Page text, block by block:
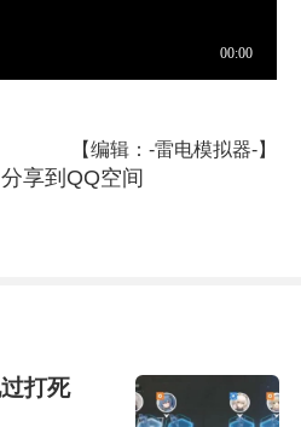
【编辑：-雷电模拟器-】
分享到QQ空间
打死